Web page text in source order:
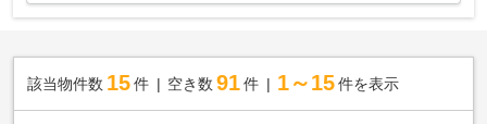
該当物件数 15件 空き数 91 件 1～15 件を表示